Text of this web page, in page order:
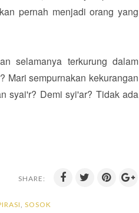
pernah menjadi orang yang
selamanya terkurung dalam
Mari sempurnakan kekurangan
syai'r? Demi syi'ar? Tidak ada
SHARE:
, SOSOK